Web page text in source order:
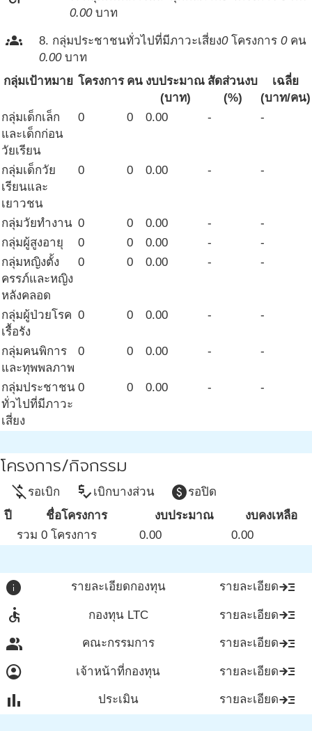
0.00บาท
groups 8. กลุ่มประชาชนทั่วไปที่มีภาวะเสี่ยง0โครงการ 0คน
0.00บาท
กลุ่มเป้าหมาย โครงการ คน งบประมาณ
(บาท)
สัดส่วนงบ
(%)
เฉลี่ย
(บาท/คน)
กลุ่มเด็กเล็ก
และเด็กก่อน
วัยเรียน
0 0 0.00 - -
กลุ่มเด็กวัย
เรียนและ
เยาวชน
0 0 0.00 - -
กลุ่มวัยทำงาน 0 0 0.00 -
-
กลุ่มผู้สูงอายุ
0 0 0.00 -
-
กลุ่มหญิงตั้ง
ครรภ์และหญิง
หลังคลอด
0 0 0.00 - -
กลุ่มผู้ป่วยโรค
เรื้อรัง
0 0 0.00 - -
กลุ่มคนพิการ
และทุพพลภาพ
0 0 0.00 - -
กลุ่มประชาชน
ทั่วไปที่มีภาวะ
เสี่ยง
0 0 0.00 - -
โครงการ/กิจกรรม
money_off รอเบิก price_check เบิกบางส่วน paidรอปิด
ปี
ชื่อโครงการ งบประมาณ
งบคงเหลือ
รวม 0 โครงการ
0.00 0.00
info รายละเอียดกองทุน รายละเอียดread_more
accessible
กองทุน LTC รายละเอียดread_more
group
คณะกรรมการ รายละเอียดread_more
account_circle
เจ้าหน้าที่กองทุน รายละเอียดread_more
bar_chart
ประเมิน รายละเอียดread_more